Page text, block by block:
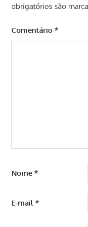
obrigatórios são
Comentário *
Nome *
E-mail*